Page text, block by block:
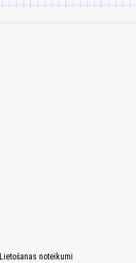
Lietošanas noteikumi